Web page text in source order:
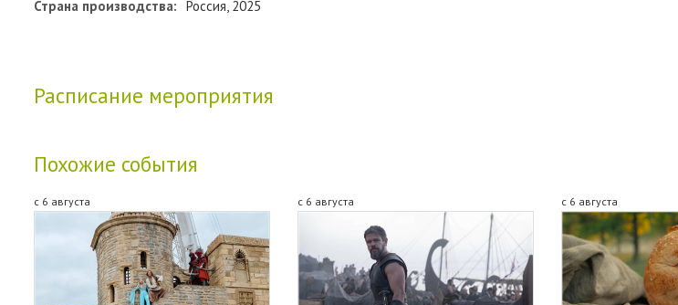
Страна производства: Россия, 2025
Расписание мероприятия
Похожие события
с 6 августа с 6 августа с 6 августа